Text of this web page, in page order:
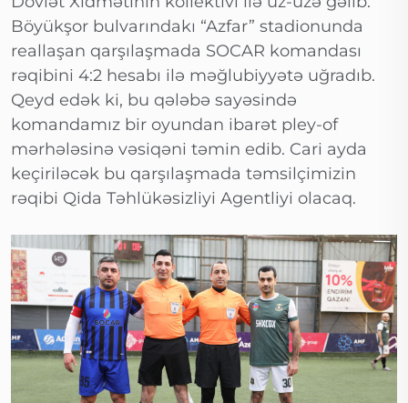
Böyükşor bulvarındakı “Azfar” stadionunda
reallaşan qarşılaşmada SOCAR komandası
rəqibini 4:2 hesabı ilə məğlubiyyətə uğradıb.
Qeyd edək ki, bu qələbə sayəsində
komandamız bir oyundan ibarət pley-of
mərhələsinə vəsiqəni təmin edib. Cari ayda
keçiriləcək bu qarşılaşmada təmsilçimizin
rəqibi Qida Təhlükəsizliyi Agentliyi olacaq.